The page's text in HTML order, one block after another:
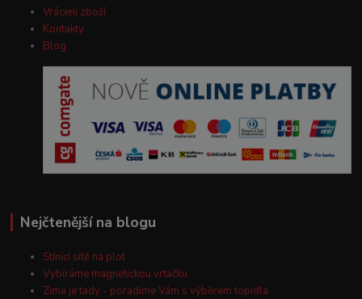
Vrácení zboží
Kontakty
Blog
Nejčtenější na blogu
Stínící sítě na plot
Vybíráme magnetickou vrtačku
Zima je tady - poradíme Vám s výběrem topidla